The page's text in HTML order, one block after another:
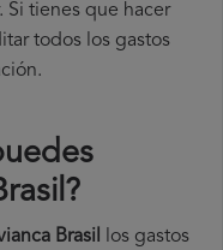
Si tienes que hacer
todos los gastos
Brasil los gastos